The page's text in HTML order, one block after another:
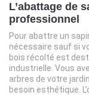
L’abattage de
professionnel
Pour abattre un
nécessaire sauf si
bois récolté est
industrielle. Vous
arbres de votre
besoin esthétique.